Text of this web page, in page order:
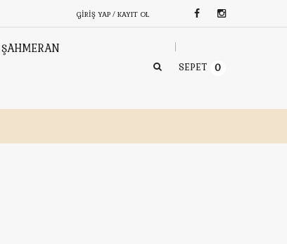
GIRIŞ YAP / KAYIT OL
ŞAHMERAN
SEPET 0